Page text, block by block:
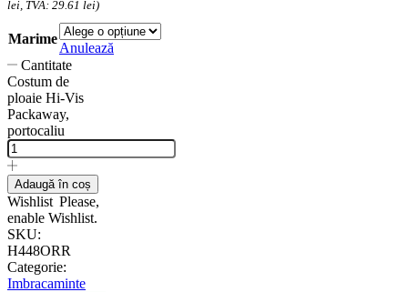
lei, TVA: 29.61 lei)
Marime
Anulează
Cantitate
Costum de
ploaie Hi-Vis
Packaway,
portocaliu
Adaugă în coș
Wishlist Please,
enable Wishlist.
SKU:
H448ORR
Categorie:
Imbracaminte